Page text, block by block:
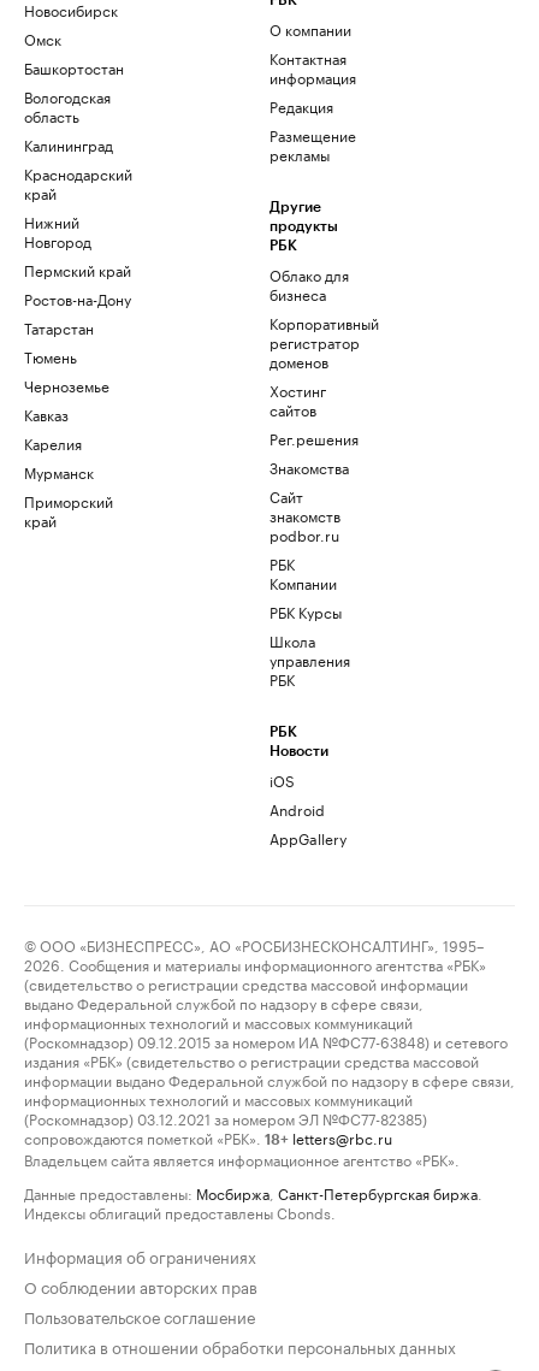
Новосибирск
Омск
Башкортостан
Вологодская
область
Калининград
Краснодарский
край
Нижний
Новгород
Пермский край
Ростов-на-Дону
Татарстан
Тюмень
Черноземье
Кавказ
Карелия
Мурманск
Приморский
край
О компании
Контактная
информация
Редакция
Размещение
рекламы
Другие
продукты
РБК
Облако для
бизнеса
Корпоративный
регистратор
доменов
Хостинг
сайтов
Рег.решения
Знакомства
Сайт
знакомств
podbor.ru
РБК
Компании
РБК Курсы
Школа
управления
РБК
РБК
Новости
iOS
Android
AppGallery
© ООО «БИЗНЕСПРЕСС», АО «РОСБИЗНЕСКОНСАЛТИНГ», 1995–
2026. Сообщения и материалы информационного агентства «РБК»
(свидетельство о регистрации средства массовой информации
выдано Федеральной службой по надзору в сфере связи,
информационных технологий и массовых коммуникаций
(Роскомнадзор) 09.12.2015 за номером ИА №ФС77-63848) и сетевого
издания «РБК» (свидетельство о регистрации средства массовой
информации выдано Федеральной службой по надзору в сфере связи,
информационных технологий и массовых коммуникаций
(Роскомнадзор) 03.12.2021 за номером ЭЛ №ФС77-82385)
сопровождаются пометкой «РБК».
18+ letters@rbc.ru
Владельцем сайта является информационное агентство «РБК».
Данные предоставлены: Мосбиржа Санкт-Петербургская биржа
Индексы облигаций предоставлены Cbonds.
Информация об ограничениях
О соблюдении авторских прав
Пользовательское соглашение
Политика в отношении обработки персональных данных